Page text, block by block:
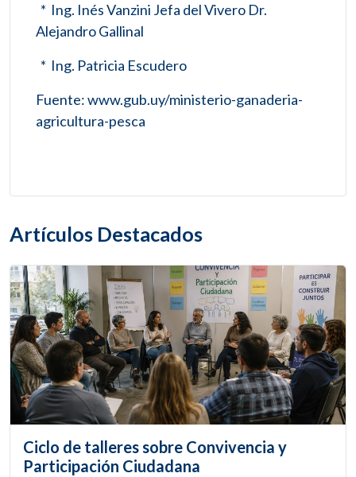
* Ing. Inés Vanzini Jefa del Vivero Dr.
Alejandro Gallinal
* Ing. Patricia Escudero
Fuente: www.gub.uy/ministerio-ganaderia-
agricultura-pesca
Artículos Destacados
Ciclo de talleres sobre Convivencia y
Participación Ciudadana